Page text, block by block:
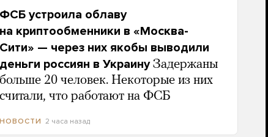
ФСБ устроила облаву
на криптообменники в «Москва-
Сити» — через них якобы выводили
деньги россиян в Украину Задержаны
больше 20 человек. Некоторые из них
считали, что работают на ФСБ
НОВОСТИ 2 часа назад